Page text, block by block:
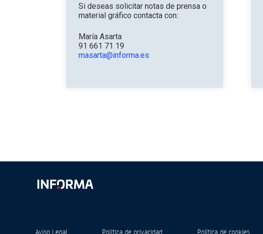
Si deseas solicitar notas de prensa o
material gráfico contacta con:
María Asarta
91 661 71 19
masarta@informa.es
Aviso Legal Política de privacidad Política de cookies